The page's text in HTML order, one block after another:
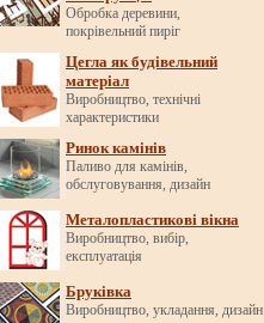
Обробка деревини,
покрівельний пиріг
Цегла як будівельний
матеріал
Виробництво, технічні
характеристики
Ринок камінів
Паливо для камінів,
обслуговування, дизайн
Металопластикові вікна
Виробництво, вибір,
експлуатація
Бруківка
Виробництво, укладання, дизайн